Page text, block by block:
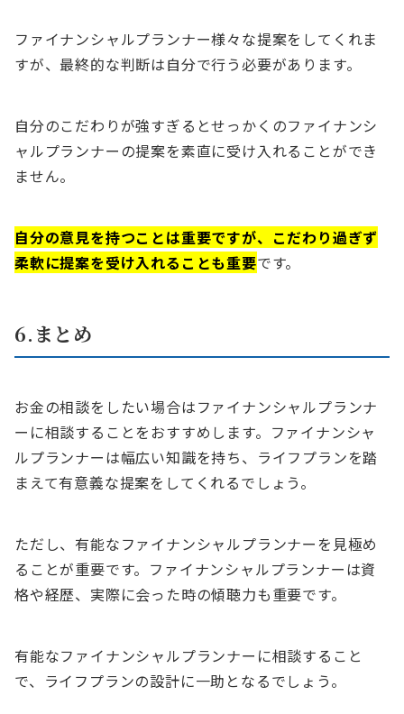
ファイナンシャルプランナー様々な提案をしてくれま
すが、最終的な判断は自分で行う必要があります。
自分のこだわりが強すぎるとせっかくのファイナンシ
ャルプランナーの提案を素直に受け入れることができ
ません。
自分の意見を持つことは重要ですが、こだわり過ぎず
柔軟に提案を受け入れることも重要です。
6.まとめ
お金の相談をしたい場合はファイナンシャルプランナ
ーに相談することをおすすめします。ファイナンシャ
ルプランナーは幅広い知識を持ち、ライフプランを踏
まえて有意義な提案をしてくれるでしょう。
ただし、有能なファイナンシャルプランナーを見極め
ることが重要です。ファイナンシャルプランナーは資
格や経歴、実際に会った時の傾聴力も重要です。
有能なファイナンシャルプランナーに相談すること
で、ライフプランの設計に一助となるでしょう。